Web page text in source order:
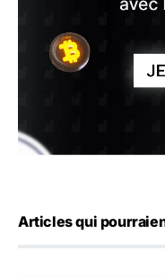
Articles qui